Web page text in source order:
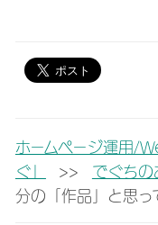
ホームページ運用/
ぐ」
> でぐち
分の「作品」と思っ